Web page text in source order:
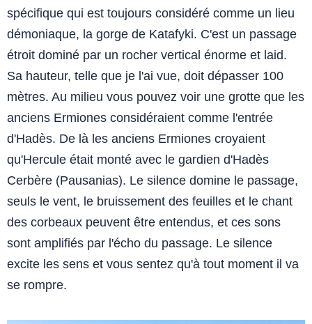
spécifique qui est toujours considéré comme un lieu
démoniaque, la gorge de Katafyki. C'est un passage
étroit dominé par un rocher vertical énorme et laid.
Sa hauteur, telle que je l'ai vue, doit dépasser 100
mètres. Au milieu vous pouvez voir une grotte que les
anciens Ermiones considéraient comme l'entrée
d'Hadès. De là les anciens Ermiones croyaient
qu'Hercule était monté avec le gardien d'Hadès
Cerbère (Pausanias). Le silence domine le passage,
seuls le vent, le bruissement des feuilles et le chant
des corbeaux peuvent être entendus, et ces sons
sont amplifiés par l'écho du passage. Le silence
excite les sens et vous sentez qu'à tout moment il va
se rompre.